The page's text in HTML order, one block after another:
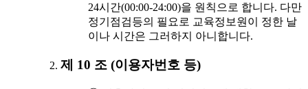
24시간(00:00-24:00)을 원칙으로 합니다. 다만
정기점검등의 필요로 교육정보원이 정한 날
이나 시간은 그러하지 아니합니다.
제 10 조 (이용자번호 등)